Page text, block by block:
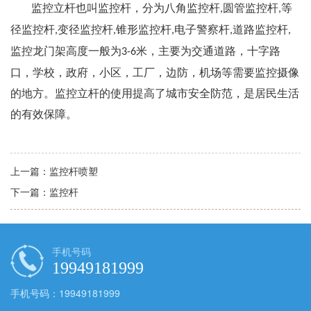
监控立杆也叫监控杆，分为八角监控杆,圆管监控杆,等
径监控杆,变径监控杆,锥形监控杆,电子警察杆,道路监控杆,
监控龙门架高度一般为3-6米，主要为交通道路，十字路
口，学校，政府，小区，工厂，边防，机场等需要监控摄像
的地方。监控立杆的使用提高了城市安全防范，是居民生活
的有效保障。
上一篇： 监控杆喷塑
下一篇： 监控杆
手机号码
19949181999
手机号码：19949181999